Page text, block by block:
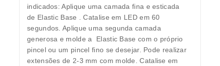
indicados: Aplique uma camada fina e esticada
de Elastic Base . Catalise em LED em 60
segundos. Aplique uma segunda camada
generosa e molde a Elastic Base com o próprio
pincel ou um pincel fino se desejar. Pode realizar
extensões de 2-3 mm com molde. Catalise em